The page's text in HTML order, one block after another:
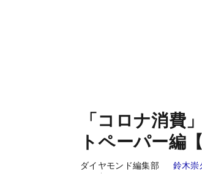
「コロナ消費
トペーパー編
ダイヤモンド編集部 鈴木崇